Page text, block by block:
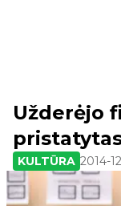
Užderėjo
KULTŪRA 2014-